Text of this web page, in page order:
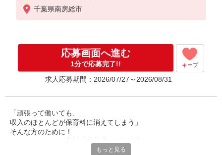
◎稼働は週5日（4日も選択可）
※週5日稼働の方の平均月収27万円
！
◎20代〜50代を中心に幅広い年代の方が活躍中！
千葉県南房総市
応募画面へ進む
1分で応募完了!! キープ
求人応募期間：2026/07/27～2026/08/31
「頑張って働いても、
収入のほとんどが保育料に消えてしまう」
そんな方のために！
一般の保育園に子どもを預けている方をバックアップ◎
もっと見る